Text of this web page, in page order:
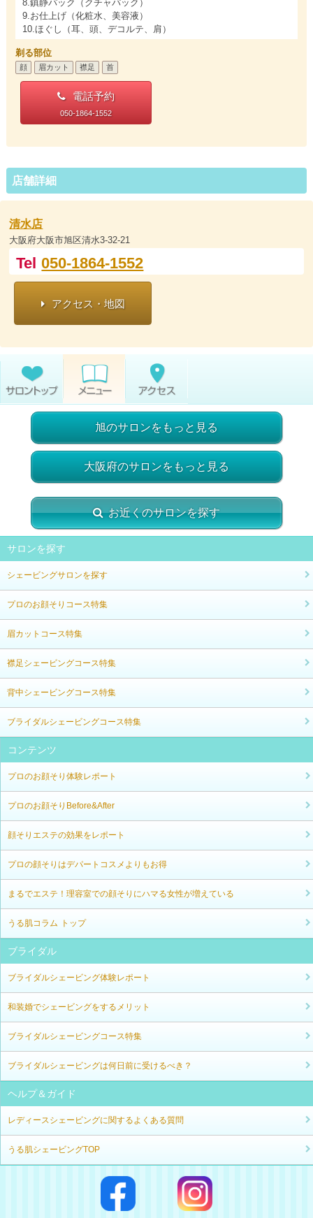
8.鎮静パック（クチャパック）
9.お仕上げ（化粧水、美容液）
10.ほぐし（耳、頭、デコルテ、肩）
剃る部位
顔 眉カット 襟足 首
電話予約
050-1864-1552
店舗詳細
清水店
大阪府大阪市旭区清水3-32-21
Tel050-1864-1552
アクセス・地図
旭のサロンをもっと見る
大阪府のサロンをもっと見る
お近くのサロンを探す
サロンを探す
シェービングサロンを探す
プロのお顔そりコース特集
眉カットコース特集
襟足シェービングコース特集
背中シェービングコース特集
ブライダルシェービングコース特集
コンテンツ
プロのお顔そり体験レポート
プロのお顔そりBefore&After
顔そりエステの効果をレポート
プロの顔そりはデパートコスメよりもお得
まるでエステ！理容室での顔そりにハマる女性が増えている
うる肌コラム トップ
ブライダル
ブライダルシェービング体験レポート
和装婚でシェービングをするメリット
ブライダルシェービングコース特集
ブライダルシェービングは何日前に受けるべき？
ヘルプ＆ガイド
レディースシェービングに関するよくある質問
うる肌シェービングTOP